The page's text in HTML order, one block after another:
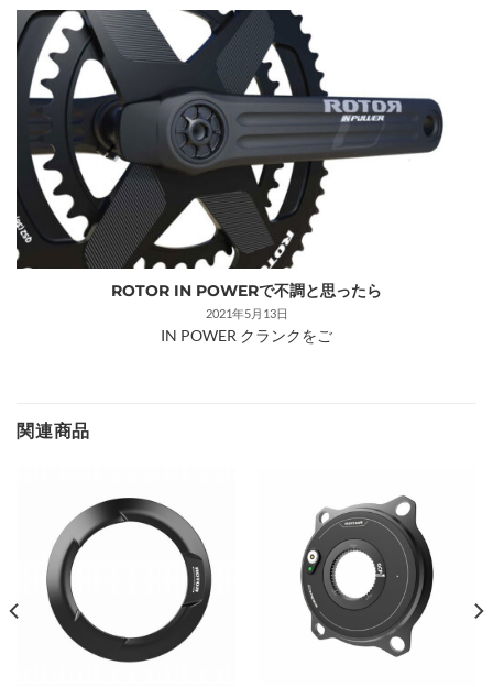
ROTOR IN POWERで不調と思ったら
2021年5月13日
IN POWER クランクをご
関連商品